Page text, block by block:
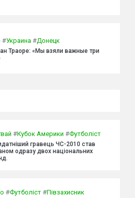
#Украина #Донецк
Траоре: «Мы взяли важные три
#Кубок Америки #Футболіст
гравець ЧС-2010 став
одразу двох національних
#Футболіст #Півзахисник